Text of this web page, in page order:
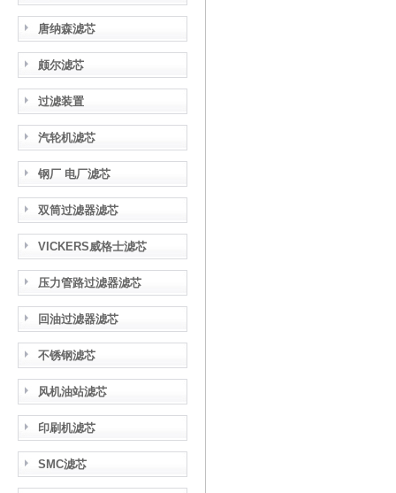
唐纳森滤芯
颇尔滤芯
过滤装置
汽轮机滤芯
钢厂 电厂滤芯
双筒过滤器滤芯
VICKERS威格士滤芯
压力管路过滤器滤芯
回油过滤器滤芯
不锈钢滤芯
风机油站滤芯
印刷机滤芯
SMC滤芯